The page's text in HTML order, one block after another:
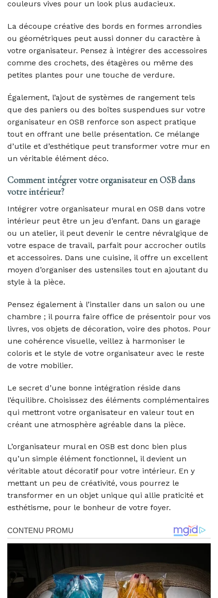
couleurs vives pour un look plus audacieux.
La découpe créative des bords en formes arrondies
ou géométriques peut aussi donner du caractère à
votre organisateur. Pensez à intégrer des accessoires
comme des crochets, des étagères ou même des
petites plantes pour une touche de verdure.
Également, l’ajout de systèmes de rangement tels
que des paniers ou des boîtes suspendues sur votre
organisateur en OSB renforce son aspect pratique
tout en offrant une belle présentation. Ce mélange
d’utile et d’esthétique peut transformer votre mur en
un véritable élément déco.
Comment intégrer votre organisateur en OSB dans
votre intérieur?
Intégrer votre organisateur mural en OSB dans votre
intérieur peut être un jeu d’enfant. Dans un garage
ou un atelier, il peut devenir le centre névralgique de
votre espace de travail, parfait pour accrocher outils
et accessoires. Dans une cuisine, il offre un excellent
moyen d’organiser des ustensiles tout en ajoutant du
style à la pièce.
Pensez également à l’installer dans un salon ou une
chambre ; il pourra faire office de présentoir pour vos
livres, vos objets de décoration, voire des photos. Pour
une cohérence visuelle, veillez à harmoniser le
coloris et le style de votre organisateur avec le reste
de votre mobilier.
Le secret d’une bonne intégration réside dans
l’équilibre. Choisissez des éléments complémentaires
qui mettront votre organisateur en valeur tout en
créant une atmosphère agréable dans la pièce.
L’organisateur mural en OSB est donc bien plus
qu’un simple élément fonctionnel, il devient un
véritable atout décoratif pour votre intérieur. En y
mettant un peu de créativité, vous pourrez le
transformer en un objet unique qui allie praticité et
esthétisme, pour le bonheur de votre foyer.